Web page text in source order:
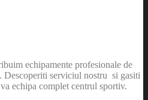
echipamente profesionale de
Descoperiti serviciul nostru si gasiti
echipa complet centrul sportiv.